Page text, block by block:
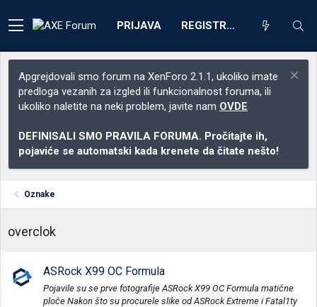
PRIJAVA REGISTRACIJA
Apgrejdovali smo forum na XenForo 2.1.1, ukoliko imate
predloga vezanih za izgled ili funkcionalnost foruma, ili
ukoliko naletite na neki problem, javite nam OVDE
DEFINISALI SMO PRAVILA FORUMA. Pročitajte ih,
pojaviće se automatski kada krenete da čitate nešto!
Oznake
overclok
ASRock X99 OC Formula
Pojavile su se prve fotografije ASRock X99 OC Formula matične
ploče Nakon što su procurele slike od ASRock Extreme i Fatal1ty